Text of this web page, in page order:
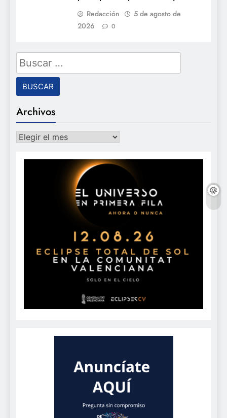
Redacción
5 de agosto de
2026
0
Buscar:
Archivos
Archivos